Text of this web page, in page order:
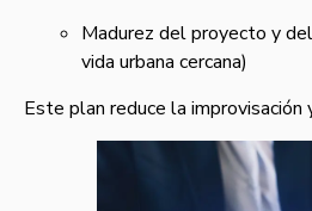
Madurez del proyecto y
vida urbana cercana)
Este plan reduce la improvisación